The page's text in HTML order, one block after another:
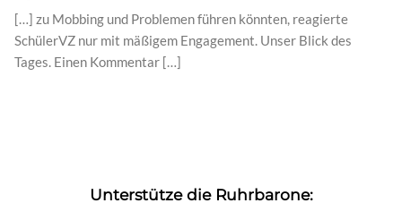
[…] zu Mobbing und Problemen führen könnten, reagierte
SchülerVZ nur mit mäßigem Engagement. Unser Blick des
Tages. Einen Kommentar […]
Unterstütze die Ruhrbarone: